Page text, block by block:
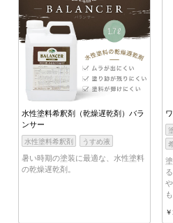
水性塗料希釈剤（乾燥遅乾剤）バラ
ンサー
水性塗料希釈剤 うすめ液
暑い時期の塗装に最適な、水性塗料
の乾燥遅乾剤。